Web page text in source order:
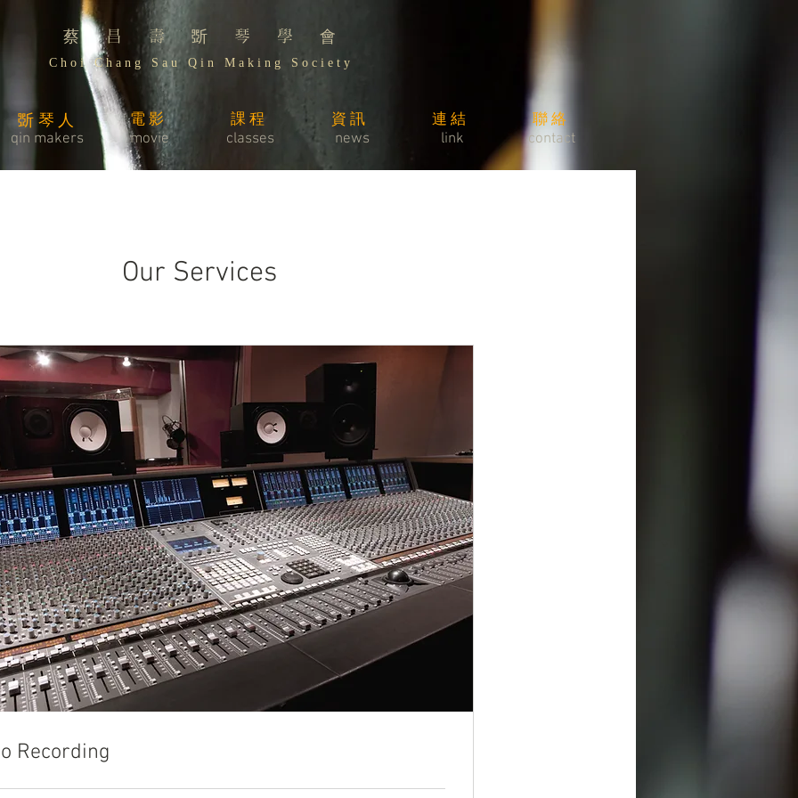
蔡 昌 壽 斲 琴 學 會
C h o i C h a n g S a u Q i n M a k i n g S o c i e t y
斲琴人 電影 資訊 連結 ​聯絡
課程
​qin makers
movie classes news link contact
Our Services
Recording